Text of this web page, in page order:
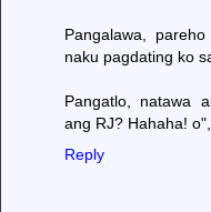
Pangalawa,
naku pagdating ko
Pangatlo, natawa
ang RJ? Hahaha!
Reply